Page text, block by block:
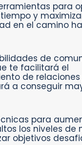
para
y
en el camino
de
te facilitará el
de relaciones
a conseguir
para
los niveles de
objetivos